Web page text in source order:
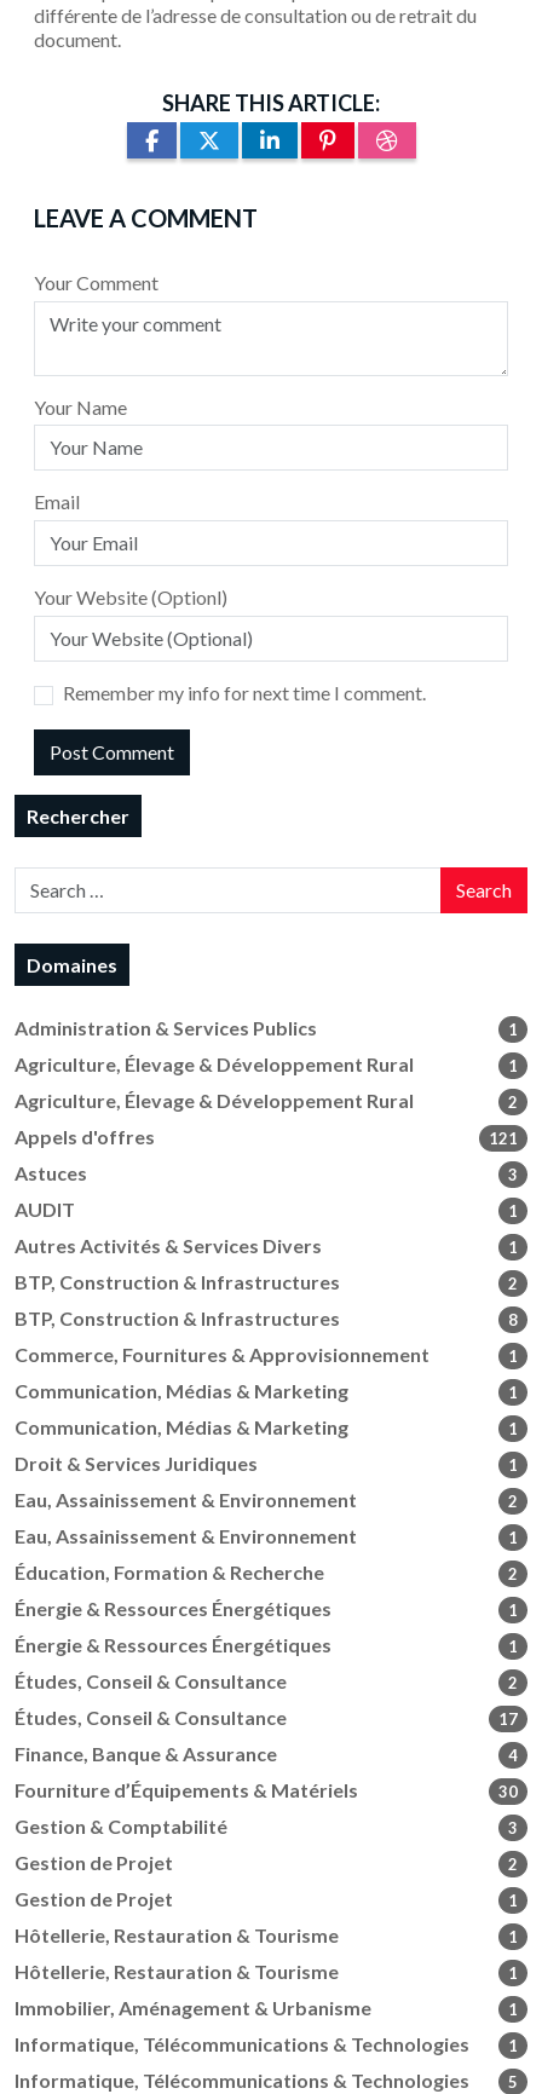
différente de l’adresse de consultation ou de retrait du
document.
SHARE THIS ARTICLE:
LEAVE A COMMENT
Your Comment
Your Name
Email
Your Website (Optionl)
Remember my info for next time I comment.
Rechercher
Search
Domaines
Administration & Services Publics 1
Agriculture, Élevage & Développement Rural 1
Agriculture, Élevage & Développement Rural 2
Appels d'offres 121
Astuces 3
AUDIT 1
Autres Activités & Services Divers 1
BTP, Construction & Infrastructures 2
BTP, Construction & Infrastructures 8
Commerce, Fournitures & Approvisionnement 1
Communication, Médias & Marketing 1
Communication, Médias & Marketing 1
Droit & Services Juridiques 1
Eau, Assainissement & Environnement 2
Eau, Assainissement & Environnement 1
Éducation, Formation & Recherche 2
Énergie & Ressources Énergétiques 1
Énergie & Ressources Énergétiques 1
Études, Conseil & Consultance 2
Études, Conseil & Consultance 17
Finance, Banque & Assurance 4
Fourniture d’Équipements & Matériels 30
Gestion & Comptabilité 3
Gestion de Projet 2
Gestion de Projet 1
Hôtellerie, Restauration & Tourisme 1
Hôtellerie, Restauration & Tourisme 1
Immobilier, Aménagement & Urbanisme 1
Informatique, Télécommunications & Technologies 1
Informatique, Télécommunications & Technologies 5